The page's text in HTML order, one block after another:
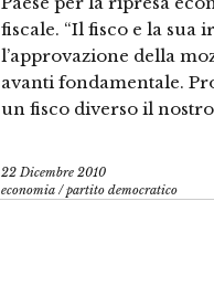
fiscale. “Il fisco e la
l’approvazione della
avanti fondamentale.
un fisco diverso il
22 Dicembre 2010
economia /partito democratico